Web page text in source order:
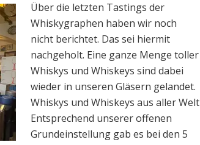
Über die letzten Tastings der
Whiskygraphen haben wir noch
nicht berichtet. Das sei hiermit
nachgeholt. Eine ganze Menge toller
Whiskys und Whiskeys sind dabei
wieder in unseren Gläsern gelandet.
Whiskys und Whiskeys aus aller Welt
Entsprechend unserer offenen
Grundeinstellung gab es bei den 5